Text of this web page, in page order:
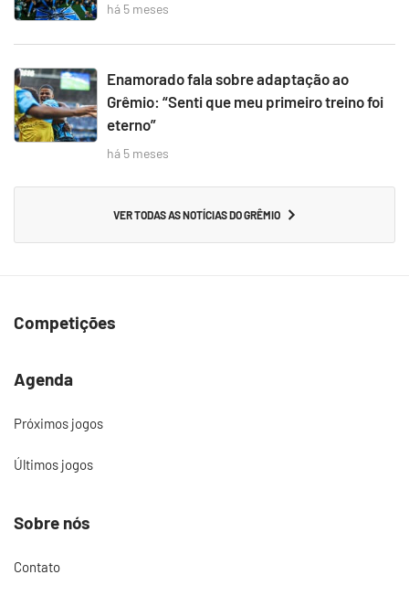
há 5 meses
Enamorado fala sobre adaptação ao
Grêmio: “Senti que meu primeiro treino foi
eterno”
há 5 meses
VER TODAS AS NOTÍCIAS DO GRÊMIO
Competições
Agenda
Próximos jogos
Últimos jogos
Sobre nós
Contato